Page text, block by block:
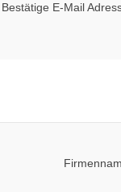
Bestätige E-Mail